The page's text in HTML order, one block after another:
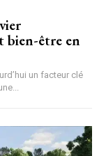
bien-être en
un facteur clé